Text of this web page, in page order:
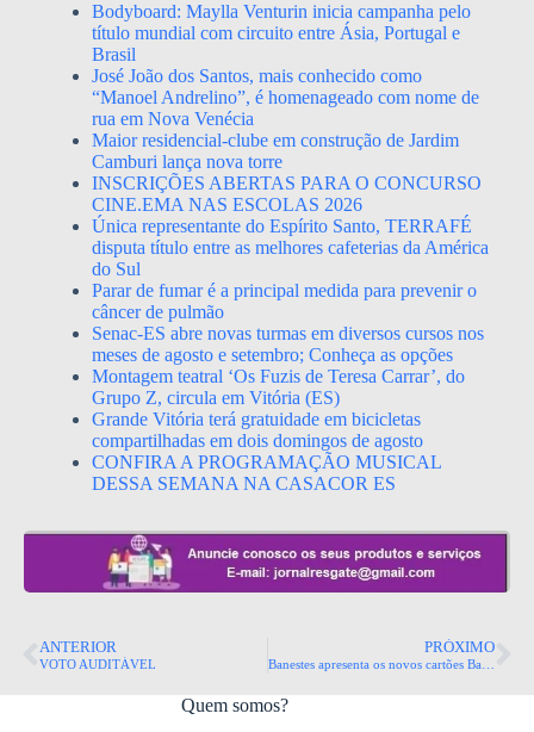
Bodyboard: Maylla Venturin inicia campanha pelo
título mundial com circuito entre Ásia, Portugal e
Brasil
José João dos Santos, mais conhecido como
“Manoel Andrelino”, é homenageado com nome de
rua em Nova Venécia
Maior residencial-clube em construção de Jardim
Camburi lança nova torre
INSCRIÇÕES ABERTAS PARA O CONCURSO
CINE.EMA NAS ESCOLAS 2026
Única representante do Espírito Santo, TERRAFÉ
disputa título entre as melhores cafeterias da América
do Sul
Parar de fumar é a principal medida para prevenir o
câncer de pulmão
Senac-ES abre novas turmas em diversos cursos nos
meses de agosto e setembro; Conheça as opções
Montagem teatral ‘Os Fuzis de Teresa Carrar’, do
Grupo Z, circula em Vitória (ES)
Grande Vitória terá gratuidade em bicicletas
compartilhadas em dois domingos de agosto
CONFIRA A PROGRAMAÇÃO MUSICAL
DESSA SEMANA NA CASACOR ES
ANTERIOR
VOTO AUDITÁVEL
PRÓXIMO
Quem somos?